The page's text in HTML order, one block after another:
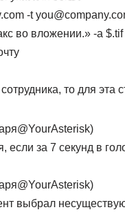
-t
во вложении.» -a
то для эта
если за 7 секунд в
выбрал